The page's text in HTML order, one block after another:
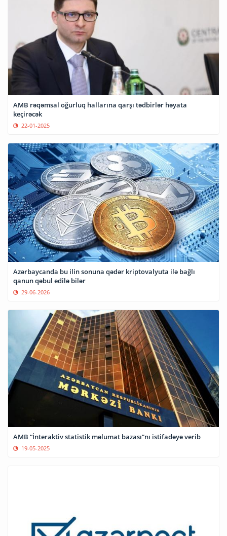
AMB rəqəmsal oğurluq hallarına qarşı tədbirlər həyata
keçirəcək
22-01-2025
Azərbaycanda bu ilin sonuna qədər kriptovalyuta ilə bağlı
qanun qəbul edilə bilər
29-06-2026
AMB “İnteraktiv statistik məlumat bazası”nı istifadəyə verib
19-05-2025